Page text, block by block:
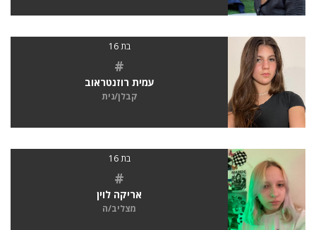
בת 16
#
עמית רוזנטראוב
קבלן/נית
בת 16
#
אריקה לוין
מצליב/ה